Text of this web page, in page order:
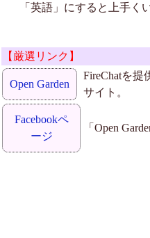
「英語」にすると上手く
【厳選リンク】
Open Garden
FireChatを提
サイト。
Facebookペ
ージ
「Open